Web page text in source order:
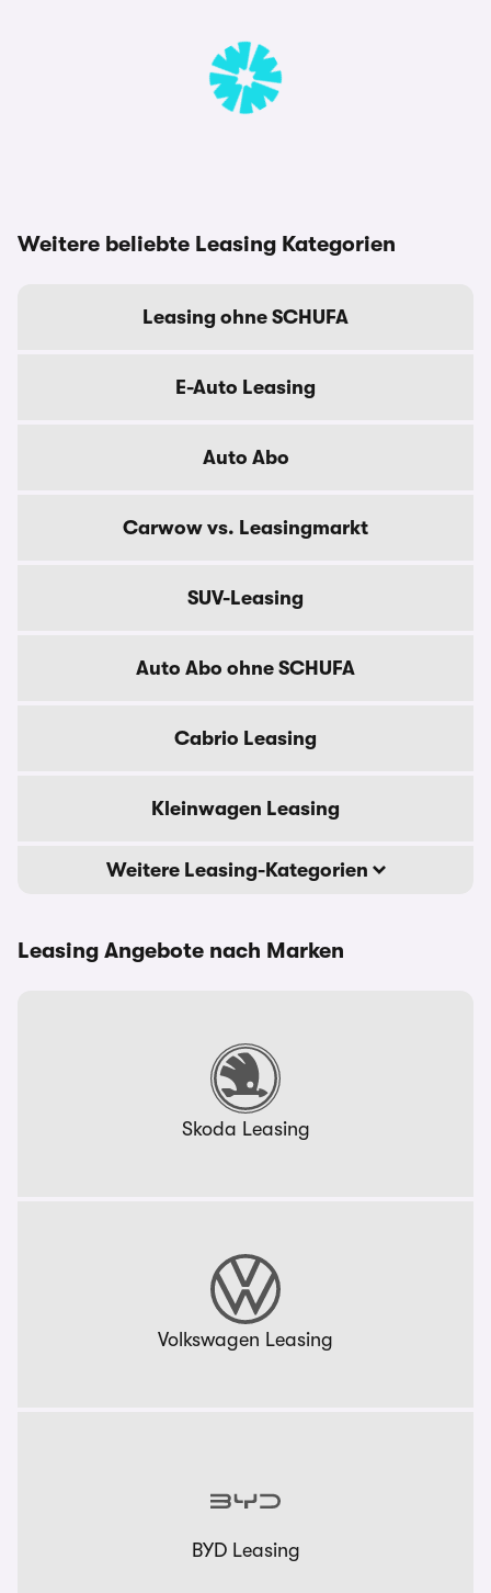
Weitere beliebte Leasing Kategorien
Leasing ohne SCHUFA
E-Auto Leasing
Auto Abo
Carwow vs. Leasingmarkt
SUV-Leasing
Auto Abo ohne SCHUFA
Cabrio Leasing
Kleinwagen Leasing
Weitere Leasing-Kategorien
Leasing Angebote nach Marken
Skoda Leasing
Volkswagen Leasing
BYD Leasing